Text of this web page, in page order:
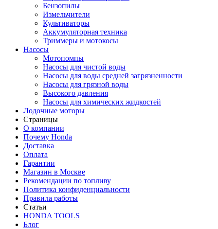
Бензопилы
Измельчители
Культиваторы
Аккумуляторная техника
Триммеры и мотокосы
Насосы
Мотопомпы
Насосы для чистой воды
Насосы для воды средней загрязненности
Насосы для грязной воды
Высокого давления
Насосы для химических жидкостей
Лодочные моторы
Страницы
О компании
Почему Honda
Доставка
Оплата
Гарантии
Магазин в Москве
Рекомендации по топливу
Политика конфиденциальности
Правила работы
Статьи
HONDA TOOLS
Блог